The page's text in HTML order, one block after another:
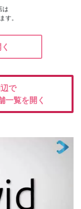
は
す。
辺で
一覧を開く